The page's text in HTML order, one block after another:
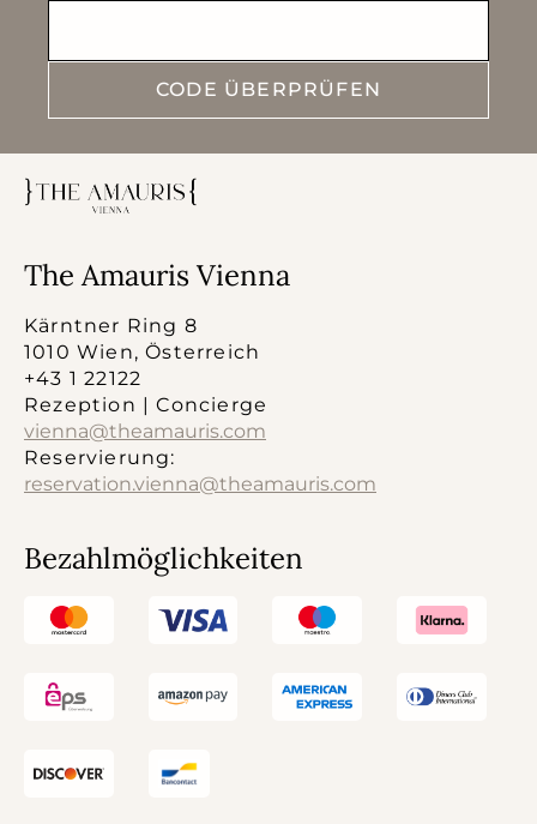
CODE ÜBERPRÜFEN
The Amauris Vienna
Kärntner Ring 8
1010 Wien, Österreich
+43 1 22122
Rezeption | Concierge
vienna@theamauris.com
Reservierung:
reservation.vienna@theamauris.com
Bezahlmöglichkeiten